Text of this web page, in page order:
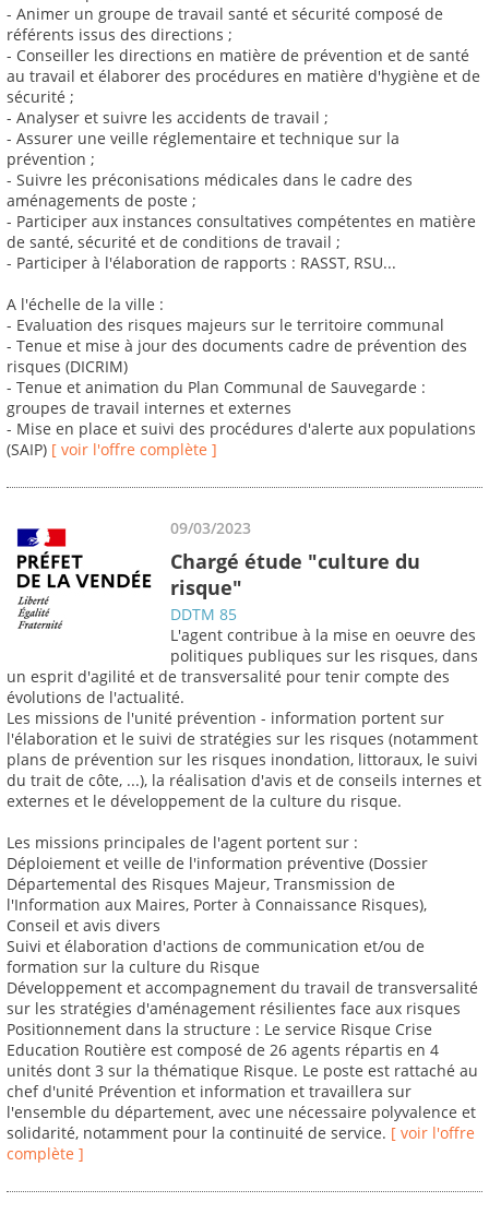
- Animer un groupe de travail santé et sécurité composé de
référents issus des directions ;
- Conseiller les directions en matière de prévention et de santé
au travail et élaborer des procédures en matière d'hygiène et de
sécurité ;
- Analyser et suivre les accidents de travail ;
- Assurer une veille réglementaire et technique sur la
prévention ;
- Suivre les préconisations médicales dans le cadre des
aménagements de poste ;
- Participer aux instances consultatives compétentes en matière
de santé, sécurité et de conditions de travail ;
- Participer à l'élaboration de rapports : RASST, RSU...
A l'échelle de la ville :
- Evaluation des risques majeurs sur le territoire communal
- Tenue et mise à jour des documents cadre de prévention des
risques (DICRIM)
- Tenue et animation du Plan Communal de Sauvegarde :
groupes de travail internes et externes
- Mise en place et suivi des procédures d'alerte aux populations
(SAIP) [ voir l'offre complète ]
09/03/2023
Chargé étude "culture du
risque"
DDTM 85
L'agent contribue à la mise en oeuvre des
politiques publiques sur les risques, dans
un esprit d'agilité et de transversalité pour tenir compte des
évolutions de l'actualité.
Les missions de l'unité prévention - information portent sur
l'élaboration et le suivi de stratégies sur les risques (notamment
plans de prévention sur les risques inondation, littoraux, le suivi
du trait de côte, ...), la réalisation d'avis et de conseils internes et
externes et le développement de la culture du risque.
Les missions principales de l'agent portent sur :
Déploiement et veille de l'information préventive (Dossier
Départemental des Risques Majeur, Transmission de
l'Information aux Maires, Porter à Connaissance Risques),
Conseil et avis divers
Suivi et élaboration d'actions de communication et/ou de
formation sur la culture du Risque
Développement et accompagnement du travail de transversalité
sur les stratégies d'aménagement résilientes face aux risques
Positionnement dans la structure : Le service Risque Crise
Education Routière est composé de 26 agents répartis en 4
unités dont 3 sur la thématique Risque. Le poste est rattaché au
chef d'unité Prévention et information et travaillera sur
l'ensemble du département, avec une nécessaire polyvalence et
solidarité, notamment pour la continuité de service. [ voir l'offre
complète ]